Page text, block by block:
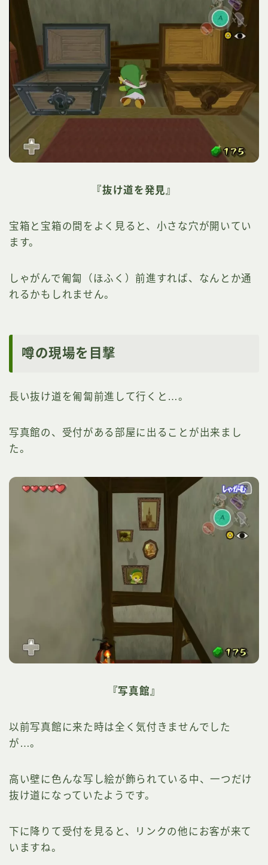
『抜け道を発見』
宝箱と宝箱の間をよく見ると、小さな穴が開いてい
ます。
しゃがんで匍匐（ほふく）前進すれば、なんとか通
れるかもしれません。
噂の現場を目撃
長い抜け道を匍匐前進して行くと…。
写真館の、受付がある部屋に出ることが出来まし
た。
『写真館』
以前写真館に来た時は全く気付きませんでした
が…。
高い壁に色んな写し絵が飾られている中、一つだけ
抜け道になっていたようです。
下に降りて受付を見ると、リンクの他にお客が来て
いますね。